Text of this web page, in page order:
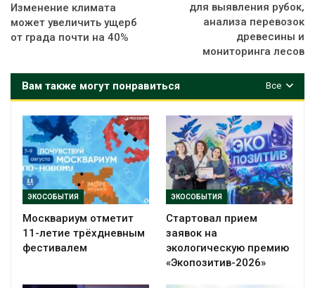
Изменение климата
может увеличить ущерб
от града почти на 40%
для выявления рубок,
анализа перевозок
древесины и
мониторинга лесов
Все
Вам также могут понравиться
ЭКОСОБЫТИЯ
Москвариум отметит
11-летие трёхдневным
фестивалем
ЭКОСОБЫТИЯ
Стартовал прием
заявок на
экологическую премию
«Экопозитив-2026»